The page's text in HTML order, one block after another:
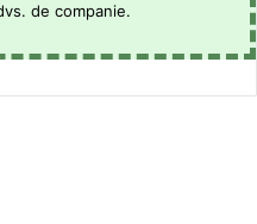
de companie.